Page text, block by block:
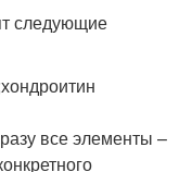
следующие
все элементы –